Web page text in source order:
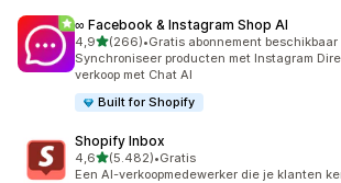
∞ Facebook & Instagram Shop AI
4,9van 5 sterren
(266)
266 recensies in totaal
•Gratis abonnement beschikbaar
Synchroniseer producten met Instagram
verkoop met Chat AI
Built for Shopify
Shopify Inbox
4,6van 5 sterren
(5.482)
5482 recensies in totaal
•Gratis
Een AI-verkoopmedewerker die je klanten